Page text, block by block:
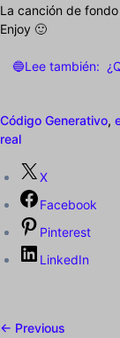
La canción de fondo
Enjoy 🙂
🔵Lee también:
Código Generativo,
real
X
Facebook
Pinterest
LinkedIn
← Previous